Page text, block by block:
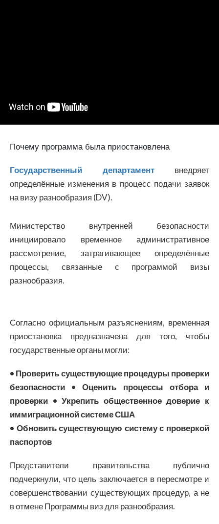
Почему программа была приостановлена
Государственный департаментвнедряет
определённые изменения в процесс подачи заявок
на визу разнообразия (DV).
Министерство внутренней безопасности
инициировало временное административное
рассмотрение, затрагивающее определённые
процессы, связанные с программой визы
разнообразия.
Согласно официальным разъяснениям, временная
приостановка предназначена для того, чтобы
государственные органы могли:
• Проверить существующие процедуры проверки
безопасности • Оценить процессы отбора и
проверки • Укрепить общественное доверие к
иммиграционной системе США
• Обновить существующую систему с проверкой
паспортов
Представители правительства публично
подчеркнули, что цель заключается в пересмотре и
совершенствовании существующих процедур, а не
в отмене Программы виз для разнообразия.